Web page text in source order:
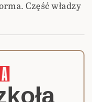
Część władzy